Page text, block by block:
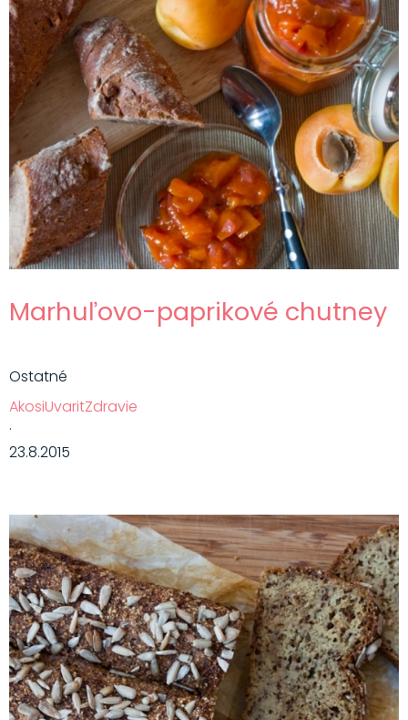
Marhuľovo-paprikové chutney
Ostatné
AkosiUvaritZdravie
·
23.8.2015